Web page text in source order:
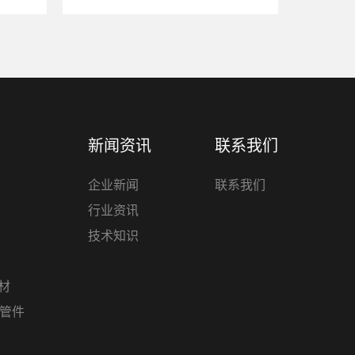
件
新闻资讯
企业新闻
行业资讯
技术知识
联系我们
联系我们